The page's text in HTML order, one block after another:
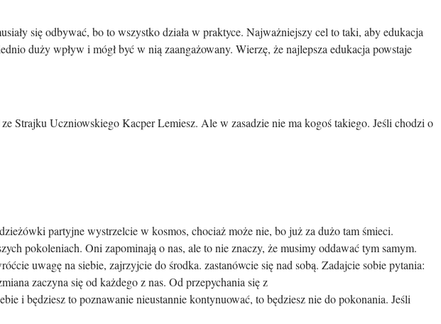
się odbywać, bo to wszystko działa w praktyce. Najważniejszy cel to taki, aby edukacja
duży wpływ i mógł być w nią zaangażowany. Wierzę, że najlepsza edukacja powstaje
Strajku Uczniowskiego Kacper Lemiesz. Ale w zasadzie nie ma kogoś takiego. Jeśli chodzi o
partyjne wystrzelcie w kosmos, chociaż może nie, bo już za dużo tam śmieci.
pokoleniach. Oni zapominają o nas, ale to nie znaczy, że musimy oddawać tym samym.
uwagę na siebie, zajrzyjcie do środka. zastanówcie się nad sobą. Zadajcie sobie pytania:
zaczyna się od każdego z nas. Od przepychania się z
i będziesz to poznawanie nieustannie kontynuować, to będziesz nie do pokonania. Jeśli